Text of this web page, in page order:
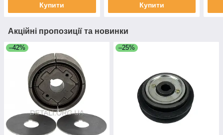
Купити Купити
Акційні пропозиції та новинки
–42% –25%